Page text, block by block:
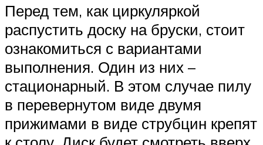
Перед тем, как циркуляркой
распустить доску на бруски, стоит
ознакомиться с вариантами
выполнения. Один из них –
стационарный. В этом случае пилу
в перевернутом виде двумя
прижимами в виде струбцин крепят